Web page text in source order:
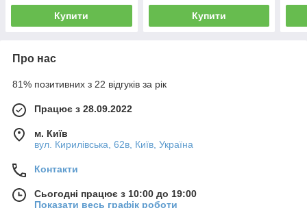
Купити Купити
Про нас
81% позитивних з 22 відгуків за рік
Працює з 28.09.2022
м. Київ
вул. Кирилівська, 62в, Київ, Україна
Контакти
Сьогодні працює з 10:00 до 19:00
Показати весь графік роботи